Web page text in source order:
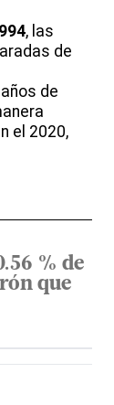
, las
de
de
el 2020,
% de
que